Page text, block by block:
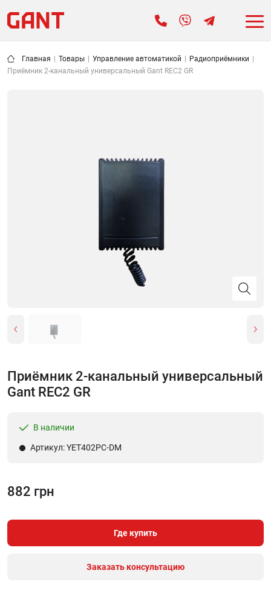
Главная Товары Управление автоматикой Радиоприёмники
Приёмник 2-канальный универсальный Gant REC2 GR
Приёмник 2-канальный универсальный
Gant REC2 GR
В наличии
Артикул: YET402PC-DM
882 грн
Где купить
Заказать консультацию